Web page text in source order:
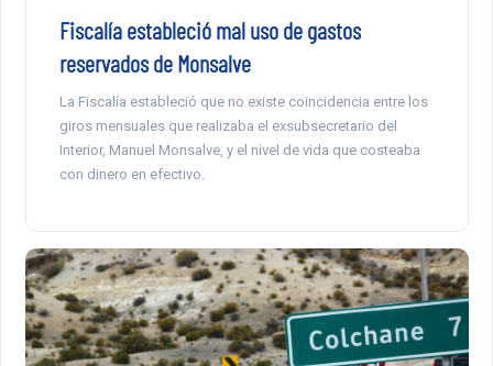
Fiscalía estableció mal uso de gastos
reservados de Monsalve
La Fiscalía estableció que no existe coincidencia entre los
giros mensuales que realizaba el exsubsecretario del
Interior, Manuel Monsalve, y el nivel de vida que costeaba
con dinero en efectivo.